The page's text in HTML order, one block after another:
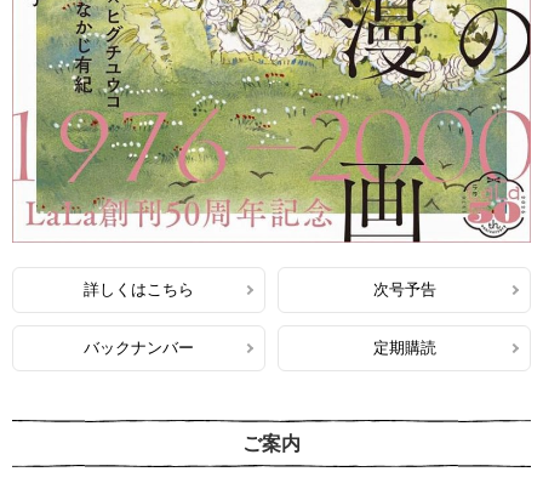
詳しくはこちら 次号予告
バックナンバー 定期購読
ご案内